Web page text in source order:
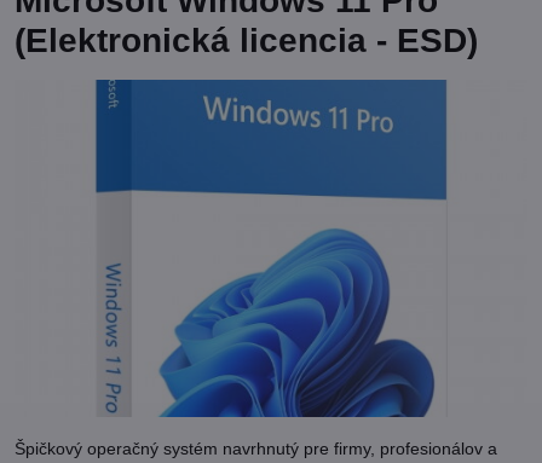
(Elektronická licencia - ESD)
Špičkový operačný systém navrhnutý pre firmy, profesionálov a